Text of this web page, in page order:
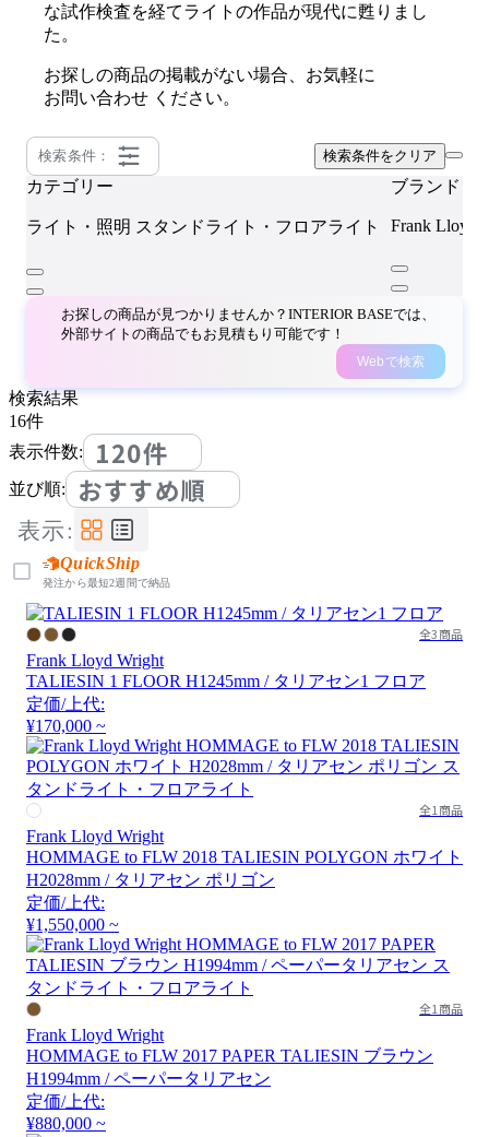
な試作検査を経てライトの作品が現代に甦りまし
た。
お探しの商品の掲載がない場合、お気軽に
お問い合わせ ください。
検索条件： 検索条件をクリア
カテゴリー
ライト・照明 スタンドライト・フロアライト
ブランド
Frank Lloyd
お探しの商品が見つかりませんか？INTERIOR BASEでは、
外部サイトの商品でもお見積もり可能です！
Webで検索
検索結果
16件
表示件数:
120件
並び順: おすすめ順
表示:
QuickShip
発注から最短2週間で納品
全3商品
Frank Lloyd Wright
TALIESIN 1 FLOOR H1245mm / タリアセン1 フロア
定価/上代:
¥170,000 ~
全1商品
Frank Lloyd Wright
HOMMAGE to FLW 2018 TALIESIN POLYGON ホワイト
H2028mm / タリアセン ポリゴン
定価/上代:
¥1,550,000 ~
全1商品
Frank Lloyd Wright
HOMMAGE to FLW 2017 PAPER TALIESIN ブラウン
H1994mm / ペーパータリアセン
定価/上代:
¥880,000 ~